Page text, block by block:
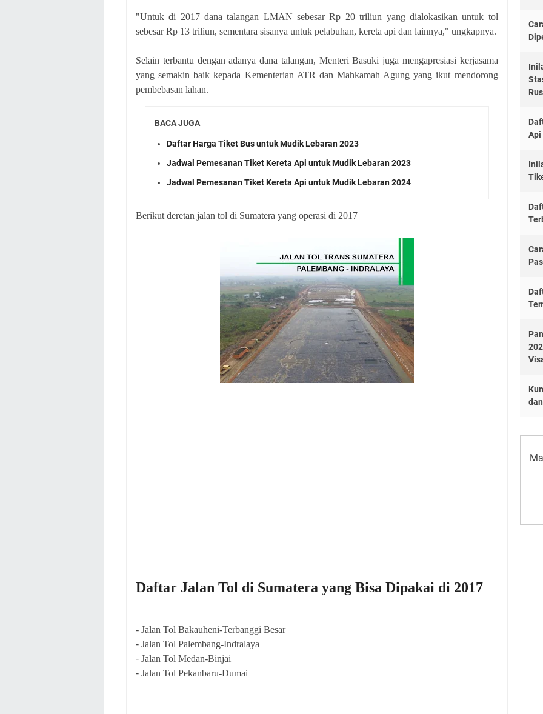
"Untuk di 2017 dana talangan LMAN sebesar Rp 20 triliun yang dialokasikan untuk tol
sebesar Rp 13 triliun, sementara sisanya untuk pelabuhan, kereta api dan lainnya," ungkapnya.
Selain terbantu dengan adanya dana talangan, Menteri Basuki juga mengapresiasi kerjasama
yang semakin baik kepada Kementerian ATR dan Mahkamah Agung yang ikut mendorong
pembebasan lahan.
BACA JUGA
Daftar Harga Tiket Bus untuk Mudik Lebaran 2023
Jadwal Pemesanan Tiket Kereta Api untuk Mudik Lebaran 2023
Jadwal Pemesanan Tiket Kereta Api untuk Mudik Lebaran 2024
Berikut deretan jalan tol di Sumatera yang operasi di 2017
Daftar Jalan Tol di Sumatera yang Bisa Dipakai di 2017
- Jalan Tol Bakauheni-Terbanggi Besar
- Jalan Tol Palembang-Indralaya
- Jalan Tol Medan-Binjai
- Jalan Tol Pekanbaru-Dumai
Api